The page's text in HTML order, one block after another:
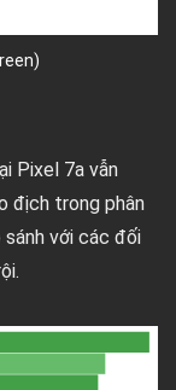
Pixel 7a vẫn
địch trong phân
với các đối